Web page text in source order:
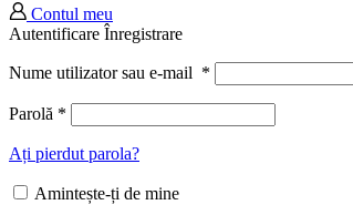
Contul meu
Autentificare Înregistrare
Nume utilizator sau e-mail *
Parolă *
Ați pierdut parola?
Amintește-ți de mine